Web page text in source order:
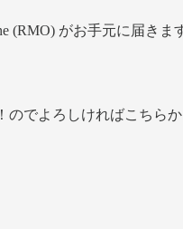
(RMO) がお手元に届きま
でよろしければこちらか